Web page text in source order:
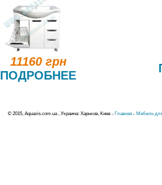
11160 грн
ПОДРОБНЕЕ
© 2015, Aquazis.com.ua , Украина: Харьков, Киев - Главная - Мебель